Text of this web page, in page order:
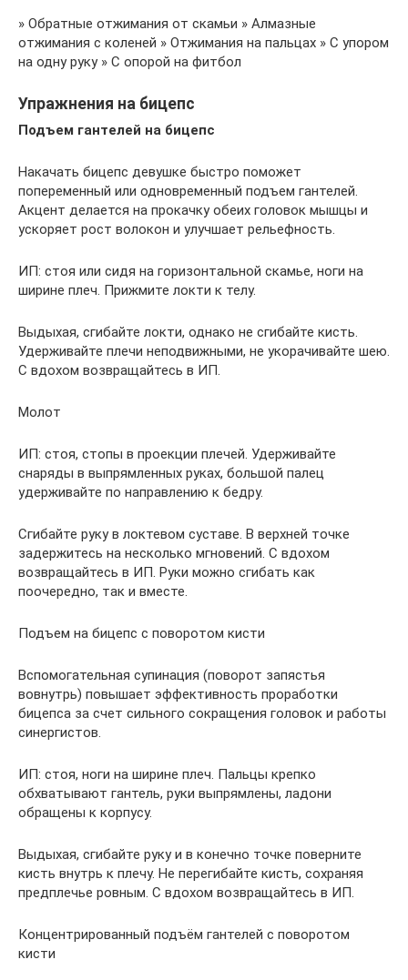
» Обратные отжимания от скамьи » Алмазные
отжимания с коленей » Отжимания на пальцах » С упором
на одну руку » С опорой на фитбол
Упражнения на бицепс
Подъем гантелей на бицепс
Накачать бицепс девушке быстро поможет
попеременный или одновременный подъем гантелей.
Акцент делается на прокачку обеих головок мышцы и
ускоряет рост волокон и улучшает рельефность.
ИП: стоя или сидя на горизонтальной скамье, ноги на
ширине плеч. Прижмите локти к телу.
Выдыхая, сгибайте локти, однако не сгибайте кисть.
Удерживайте плечи неподвижными, не укорачивайте шею.
С вдохом возвращайтесь в ИП.
Молот
ИП: стоя, стопы в проекции плечей. Удерживайте
снаряды в выпрямленных руках, большой палец
удерживайте по направлению к бедру.
Сгибайте руку в локтевом суставе. В верхней точке
задержитесь на несколько мгновений. С вдохом
возвращайтесь в ИП. Руки можно сгибать как
поочередно, так и вместе.
Подъем на бицепс с поворотом кисти
Вспомогательная супинация (поворот запястья
вовнутрь) повышает эффективность проработки
бицепса за счет сильного сокращения головок и работы
синергистов.
ИП: стоя, ноги на ширине плеч. Пальцы крепко
обхватывают гантель, руки выпрямлены, ладони
обращены к корпусу.
Выдыхая, сгибайте руку и в конечно точке поверните
кисть внутрь к плечу. Не перегибайте кисть, сохраняя
предплечье ровным. С вдохом возвращайтесь в ИП.
Концентрированный подъём гантелей с поворотом
кисти